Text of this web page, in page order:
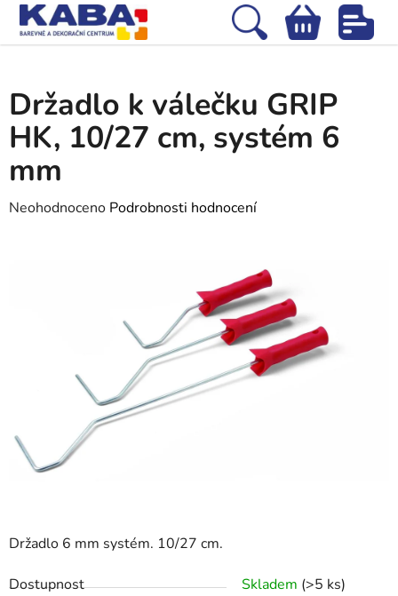
Přejít
obsah
Hledat
NÁKUPNÍ
Držadlo 6 mm systém. 10/27 cm.
Dostupnost Skladem (>5 ks)
Držadlo k válečku GRIP
HK, 10/27 cm, systém 6
mm
Průměrné
Neohodnoceno Podrobnosti hodnocení